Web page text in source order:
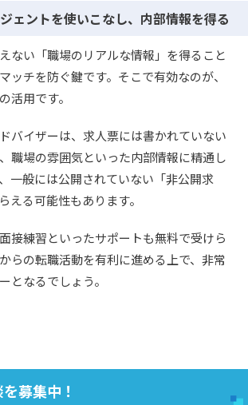
ェントを使いこなし、内部情報を得る
ない「職場のリアルな情報」を得ること
ッチを防ぐ鍵です。そこで有効なのが、
活用です。
バイザーは、求人票には書かれていない
職場の雰囲気といった内部情報に精通し
一般には公開されていない「非公開求
える可能性もあります。
接練習といったサポートも無料で受けら
らの転職活動を有利に進める上で、非常
となるでしょう。
募集中！